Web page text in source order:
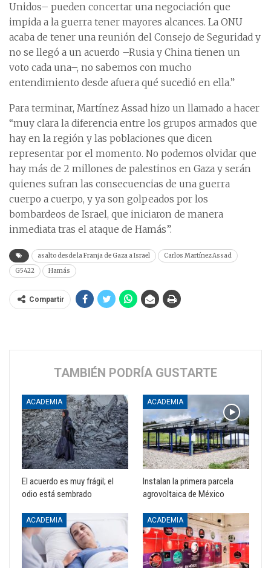
Unidos– pueden concertar una negociación que
impida a la guerra tener mayores alcances. La ONU
acaba de tener una reunión del Consejo de Seguridad y
no se llegó a un acuerdo –Rusia y China tienen un
voto cada una–, no sabemos con mucho
entendimiento desde afuera qué sucedió en ella.”
Para terminar, Martínez Assad hizo un llamado a hacer
“muy clara la diferencia entre los grupos armados que
hay en la región y las poblaciones que dicen
representar por el momento. No podemos olvidar que
hay más de 2 millones de palestinos en Gaza y serán
quienes sufran las consecuencias de una guerra
cuerpo a cuerpo, y ya son golpeados por los
bombardeos de Israel, que iniciaron de manera
inmediata tras el ataque de Hamás”.
asalto desde la Franja de Gaza a Israel
Carlos Martínez Assad
G5422
Hamás
Compartir
TAMBIÉN PODRÍA GUSTARTE
ACADEMIA
El acuerdo es muy frágil; el
odio está sembrado
ACADEMIA
Instalan la primera parcela
agrovoltaica de México
ACADEMIA ACADEMIA